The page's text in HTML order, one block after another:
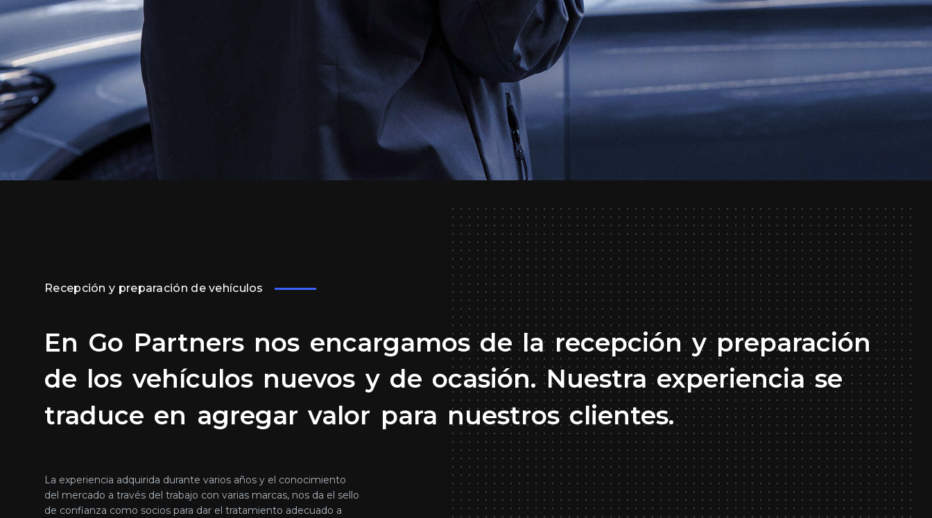
Recepción y preparación de vehículos
En Go Partners nos encargamos de la recepción y preparación
de los vehículos nuevos y de ocasión. Nuestra experiencia se
traduce en agregar valor para nuestros clientes.
La experiencia adquirida durante varios años y el conocimiento
del mercado a través del trabajo con varias marcas, nos da el sello
de confianza como socios para dar el tratamiento adecuado a